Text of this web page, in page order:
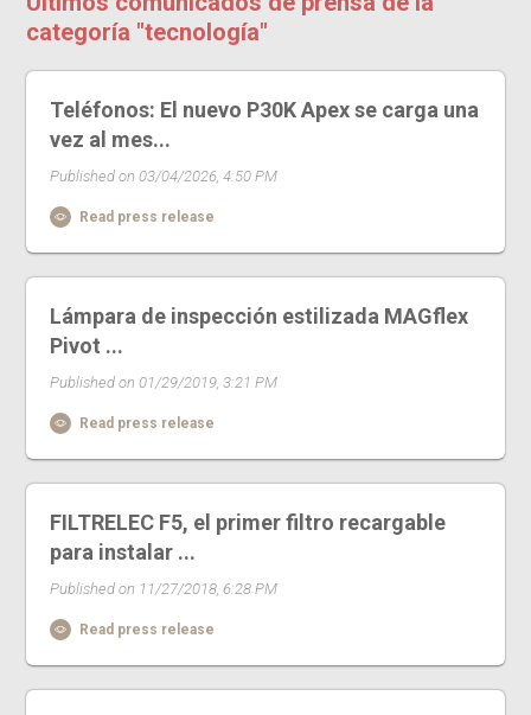
categoría "tecnología"
Teléfonos: El nuevo P30K Apex se carga una
vez al mes...
Published on 03/04/2026, 4:50 PM
Read press release
Lámpara de inspección estilizada MAGflex
Pivot ...
Published on 01/29/2019, 3:21 PM
Read press release
FILTRELEC F5, el primer filtro recargable
para instalar ...
Published on 11/27/2018, 6:28 PM
Read press release